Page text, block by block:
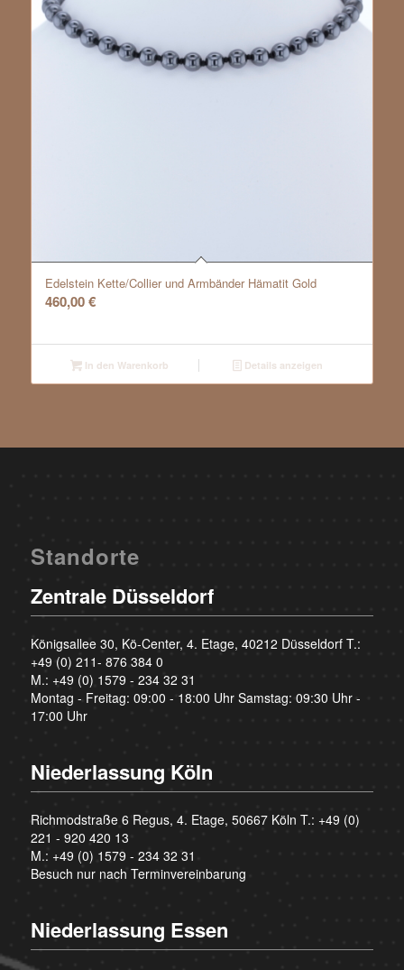
Edelstein Kette/Collier und Armbänder Hämatit Gold
460,00€
In den Warenkorb Details anzeigen
Standorte
Zentrale Düsseldorf
Königsallee 30, Kö-Center, 4. Etage, 40212 Düsseldorf T.:
+49 (0) 211- 876 384 0
M.: +49 (0) 1579 - 234 32 31
Montag - Freitag: 09:00 - 18:00 Uhr Samstag: 09:30 Uhr -
17:00 Uhr
Niederlassung Köln
Richmodstraße 6 Regus, 4. Etage, 50667 Köln T.: +49 (0)
221 - 920 420 13
M.: +49 (0) 1579 - 234 32 31
Besuch nur nach Terminvereinbarung
Niederlassung Essen